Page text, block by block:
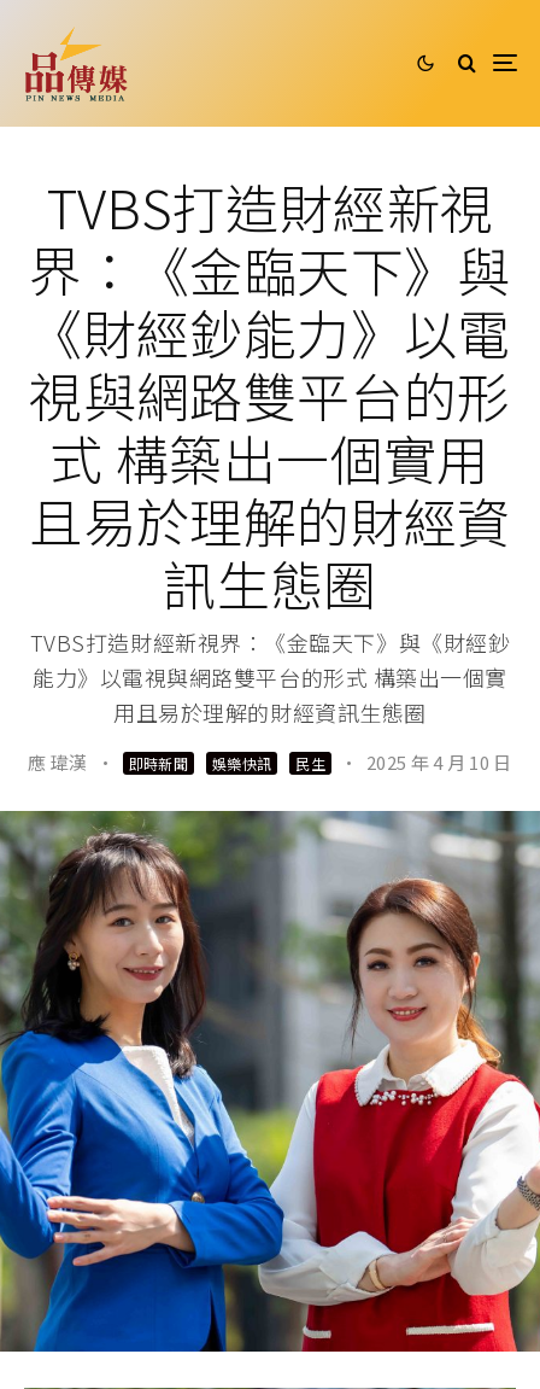
TVBS打造財經新視
界：《金臨天下》與
《財經鈔能力》以電
視與網路雙平台的形
式 構築出一個實用
且易於理解的財經資
訊生態圈
TVBS打造財經新視界：《金臨天下》與《財經鈔
能力》以電視與網路雙平台的形式 構築出一個實
用且易於理解的財經資訊生態圈
應 瑋漢 · 即時新聞 娛樂快訊 民生 · 2025 年 4 月 10 日